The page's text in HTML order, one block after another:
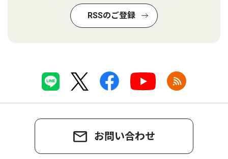
RSSのご登録
お問い合わせ